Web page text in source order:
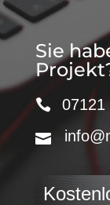
Sie
07121